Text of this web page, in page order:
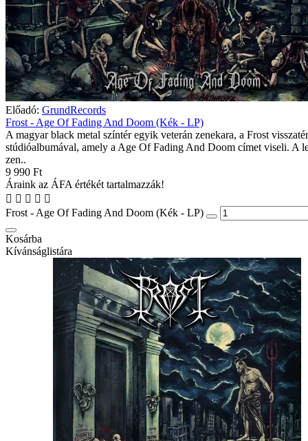
Előadó: GrundRecords
Frost - Age Of Fading And Doom (Kék - LP)
A magyar black metal színtér egyik veterán zenekara, a Frost
stúdióalbumával, amely a Age Of Fading And Doom címet viseli. A
zen..
9 990 Ft
Áraink az ÁFA értékét tartalmazzák!
Frost - Age Of Fading And Doom (Kék - LP)
Kosárba
Kívánságlistára